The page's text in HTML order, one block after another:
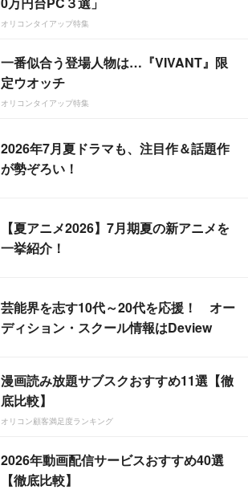
オリコンタイアップ特集
一番似合う登場人物は…『VIVANT』限
定ウオッチ
オリコンタイアップ特集
2026年7月夏ドラマも、注目作＆話題作
が勢ぞろい！
【夏アニメ2026】7月期夏の新アニメを
一挙紹介！
芸能界を志す10代～20代を応援！ オー
ディション・スクール情報はDeview
漫画読み放題サブスクおすすめ11選【徹
底比較】
オリコン顧客満足度ランキング
2026年動画配信サービスおすすめ40選
【徹底比較】